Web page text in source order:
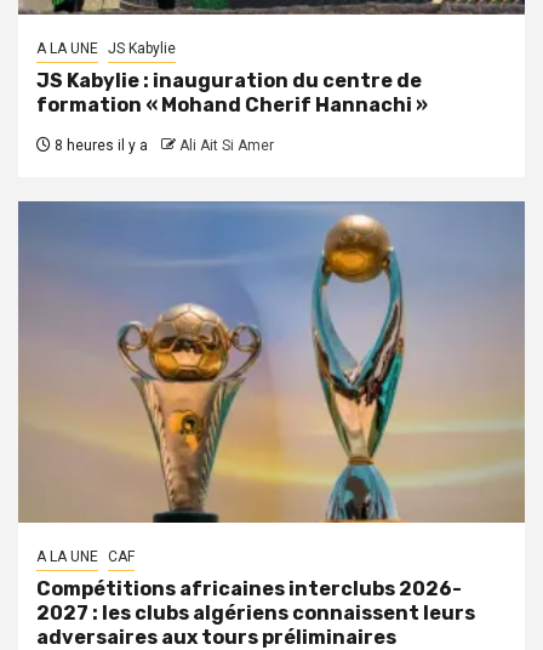
A LA UNE JS Kabylie
JS Kabylie : inauguration du centre de
formation « Mohand Cherif Hannachi »
8 heures il y a Ali Ait Si Amer
A LA UNE CAF
Compétitions africaines interclubs 2026-
2027 : les clubs algériens connaissent leurs
adversaires aux tours préliminaires